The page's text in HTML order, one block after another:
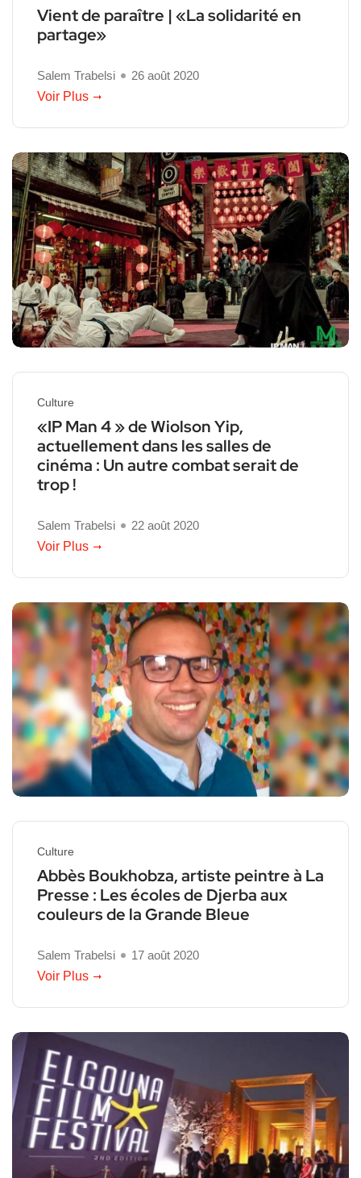
Vient de paraître | «La solidarité en
partage»
Salem Trabelsi
26 août 2020
Voir Plus
Culture
«IP Man 4 » de Wiolson Yip,
actuellement dans les salles de
cinéma : Un autre combat serait de
trop !
Salem Trabelsi
22 août 2020
Voir Plus
Culture
Abbès Boukhobza, artiste peintre à La
Presse : Les écoles de Djerba aux
couleurs de la Grande Bleue
Salem Trabelsi
17 août 2020
Voir Plus